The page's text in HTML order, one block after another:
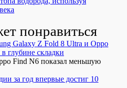
понравиться
Galaxy Z Fold 8 Ultra и Oppo
глубине складки
Find N6 показал меньшую
за год впервые достиг 10